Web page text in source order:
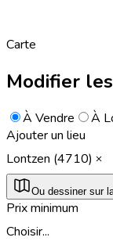
Carte
Modifier
À Vendre
À
Ajouter un lieu
Lontzen (4710)
Ou dessiner sur
Prix minimum
Choisir...